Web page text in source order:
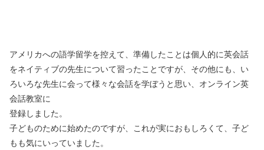
アメリカへの語学留学を控えて、準備したことは個人的に英会話
をネイティブの先生について習ったことですが、その他にも、い
ろいろな先生に会って様々な会話を学ぼうと思い、オンライン英
会話教室に
登録しました。
子どものために始めたのですが、これが実におもしろくて、子ど
もも気にいっていました。